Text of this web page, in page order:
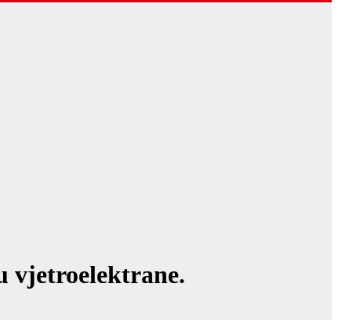
vjetroelektrane.